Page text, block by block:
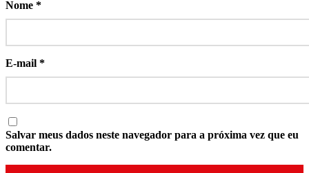
Nome *
E-mail *
Salvar meus dados neste navegador para a próxima vez que eu
comentar.